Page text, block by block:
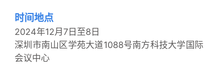
时间地点
2024年12月7日至8日
深圳市南山区学苑大道1088号南方科技大学国际
会议中心